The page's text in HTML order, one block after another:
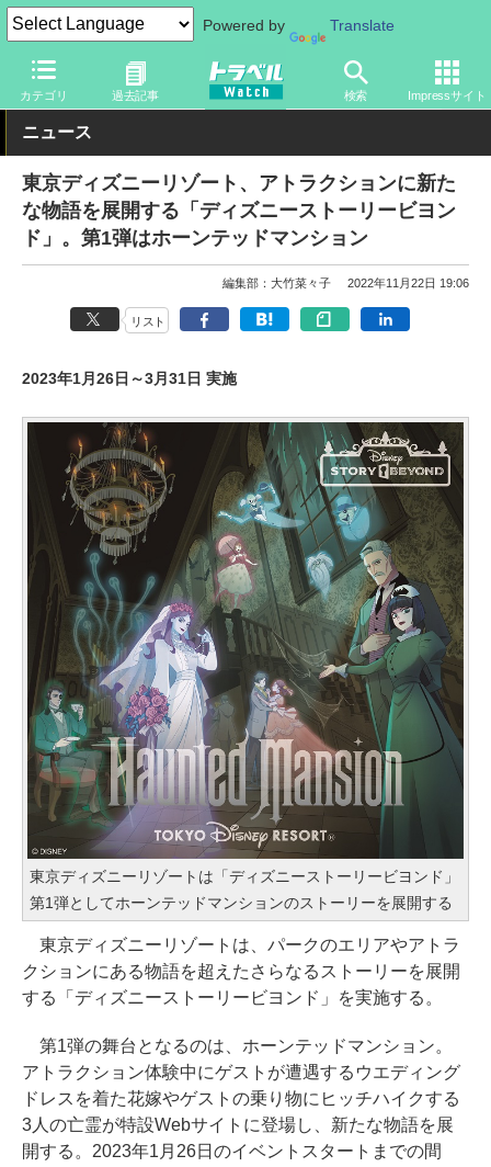
Powered by Translate
カテゴリ 過去記事 検索 Impressサイト
トラベル Watch 旅の情報 観光地 ディズニーリゾート
ニュース
東京ディズニーリゾート、アトラクションに新た
な物語を展開する「ディズニーストーリービヨン
ド」。第1弾はホーンテッドマンション
編集部：大竹菜々子 2022年11月22日 19:06
リスト
2023年1月26日～3月31日 実施
東京ディズニーリゾートは「ディズニーストーリービヨンド」
第1弾としてホーンテッドマンションのストーリーを展開する
東京ディズニーリゾートは、パークのエリアやアトラ
クションにある物語を超えたさらなるストーリーを展開
する「ディズニーストーリービヨンド」を実施する。
第1弾の舞台となるのは、ホーンテッドマンション。
アトラクション体験中にゲストが遭遇するウエディング
ドレスを着た花嫁やゲストの乗り物にヒッチハイクする
3人の亡霊が特設Webサイトに登場し、新たな物語を展
開する。2023年1月26日のイベントスタートまでの間